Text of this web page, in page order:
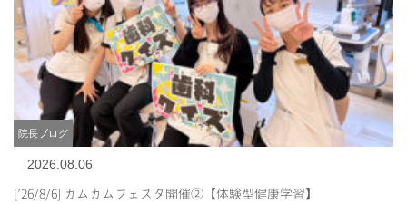
院長ブログ
2026.08.06
[’26/8/6] カムカムフェスタ開催②【体験型健康学習】